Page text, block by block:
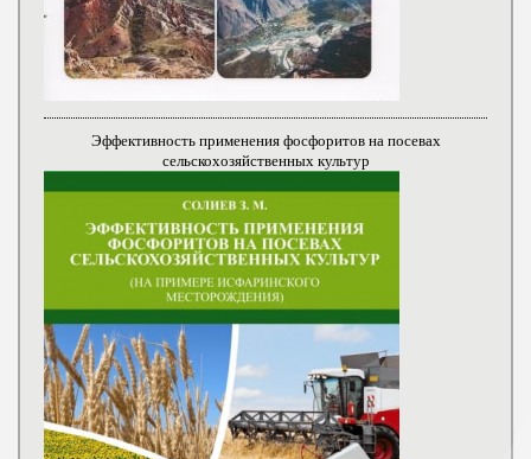
Эффективность применения фосфоритов на посевах
сельскохозяйственных культур